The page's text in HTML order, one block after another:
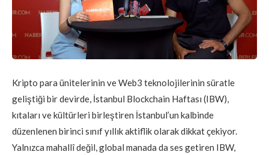
Kripto para ünitelerinin ve Web3 teknolojilerinin süratle
geliştiği bir devirde, İstanbul Blockchain Haftası (IBW),
kıtaları ve kültürleri birleştiren İstanbul’un kalbinde
düzenlenen birinci sınıf yıllık aktiflik olarak dikkat çekiyor.
Yalnızca mahallî değil, global manada da ses getiren IBW,